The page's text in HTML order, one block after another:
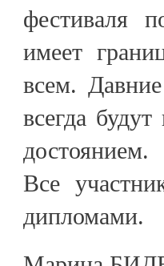
фестиваля
имеет
всем.
всегда
достоянием.
Все
дипломами.